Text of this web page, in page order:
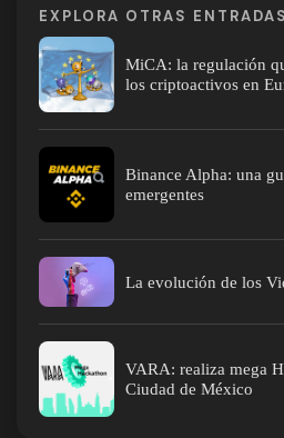
EXPLORA OTRAS ENTRADAS
MiCA: la regulación
los criptoactivos en
Binance Alpha: una
emergentes
La evolución de los
VARA: realiza mega
Ciudad de México